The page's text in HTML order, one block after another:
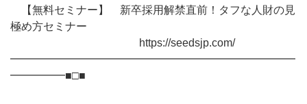
【無料セミナー】 新卒採用解禁直前！タフな人財の見
極め方セミナー
https://seedsjp.com/
━━━━━━━━━━━━━━━━━━━━━━━━━━
━━━━━■□■